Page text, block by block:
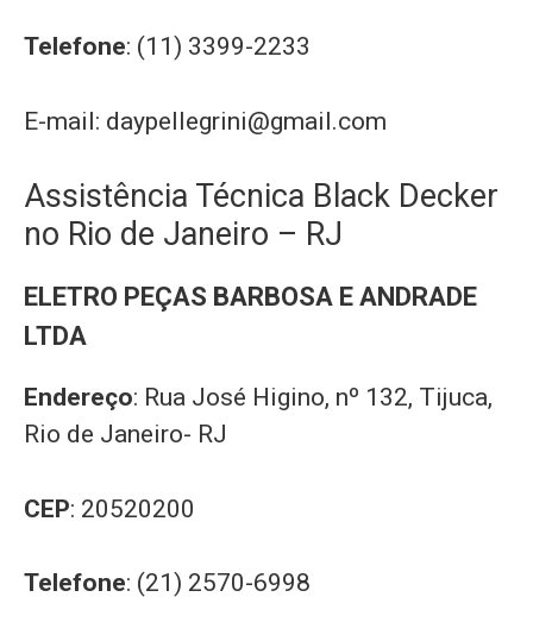
Telefone: (11) 3399-2233
E-mail: daypellegrini@gmail.com
Assistência Técnica Black Decker
no Rio de Janeiro – RJ
ELETRO PEÇAS BARBOSA E ANDRADE
LTDA
Endereço: Rua José Higino, nº 132, Tijuca,
Rio de Janeiro- RJ
CEP: 20520200
Telefone: (21) 2570-6998